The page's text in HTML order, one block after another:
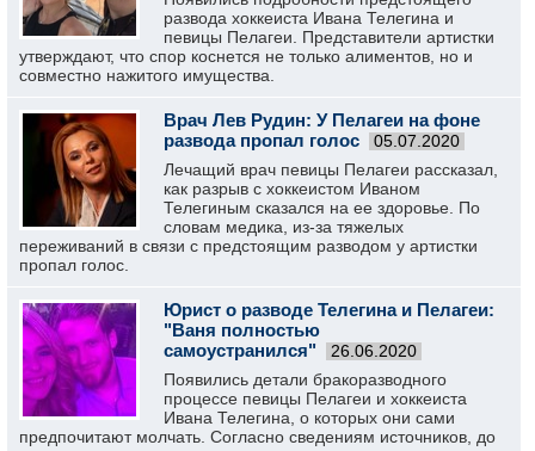
развода хоккеиста Ивана Телегина и
певицы Пелагеи. Представители артистки
утверждают, что спор коснется не только алиментов, но и
совместно нажитого имущества.
Врач Лев Рудин: У Пелагеи на фоне
развода пропал голос
05.07.2020
Лечащий врач певицы Пелагеи рассказал,
как разрыв с хоккеистом Иваном
Телегиным сказался на ее здоровье. По
словам медика, из-за тяжелых
переживаний в связи с предстоящим разводом у артистки
пропал голос.
Юрист о разводе Телегина и Пелагеи:
"Ваня полностью
самоустранился"
26.06.2020
Появились детали бракоразводного
процессе певицы Пелагеи и хоккеиста
Ивана Телегина, о которых они сами
предпочитают молчать. Согласно сведениям источников, до